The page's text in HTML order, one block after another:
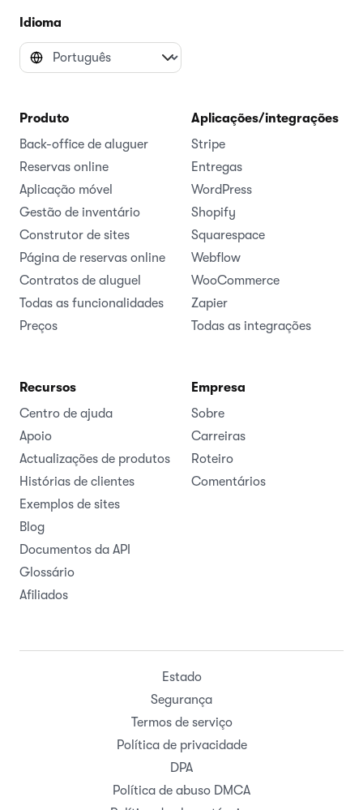
Idioma
Produto
Back-office de aluguer
Reservas online
Aplicação móvel
Gestão de inventário
Construtor de sites
Página de reservas online
Contratos de aluguel
Todas as funcionalidades
Preços
Aplicações/integrações
Stripe
Entregas
WordPress
Shopify
Squarespace
Webflow
WooCommerce
Zapier
Todas as integrações
Recursos
Centro de ajuda
Apoio
Actualizações de produtos
Histórias de clientes
Exemplos de sites
Blog
Documentos da API
Glossário
Afiliados
Empresa
Sobre
Carreiras
Roteiro
Comentários
Estado
Segurança
Termos de serviço
Política de privacidade
DPA
Política de abuso DMCA